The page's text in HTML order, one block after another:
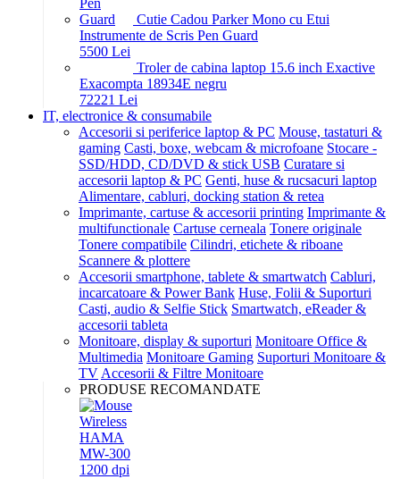
Cutie Cadou Parker Mono cu Etui
Instrumente de Scris Pen Guard
5500 Lei
Troler de cabina laptop 15.6 inch Exactive
Exacompta 18934E negru
72221 Lei
IT, electronice & consumabile
Accesorii si periferice laptop & PC Mouse, tastaturi &
gaming Casti, boxe, webcam & microfoane Stocare -
SSD/HDD, CD/DVD & stick USB Curatare si
accesorii laptop & PC Genti, huse & rucsacuri laptop
Alimentare, cabluri, docking station & retea
Imprimante, cartuse & accesorii printing Imprimante &
multifunctionale Cartuse cerneala Tonere originale
Tonere compatibile Cilindri, etichete & riboane
Scannere & plottere
Accesorii smartphone, tablete & smartwatch Cabluri,
incarcatoare & Power Bank Huse, Folii & Suporturi
Casti, audio & Selfie Stick Smartwatch, eReader &
accesorii tableta
Monitoare, display & suporturi Monitoare Office &
Multimedia Monitoare Gaming Suporturi Monitoare &
TV Accesorii & Filtre Monitoare
PRODUSE RECOMANDATE